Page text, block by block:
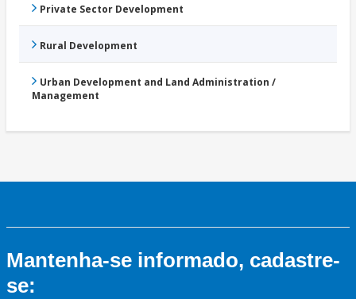
Private Sector Development
Rural Development
Urban Development and Land Administration /
Management
Mantenha-se informado, cadastre-
se: